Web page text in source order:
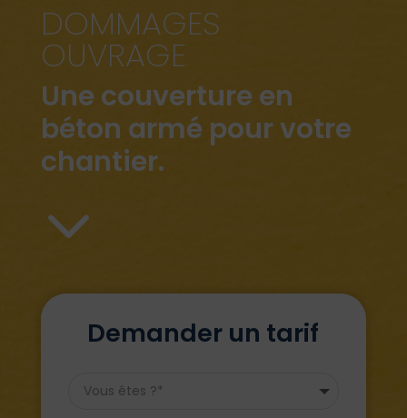
DOMMAGES
OUVRAGE
Une couverture en
béton armé pour votre
chantier.
3
Demander un tarif